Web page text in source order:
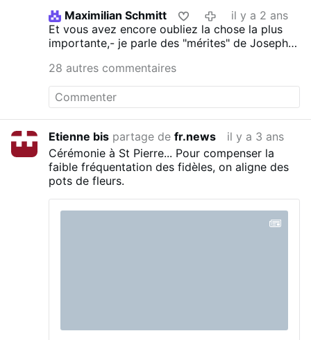
les commentaires de ceux à qui ils sont
incapables de répondre. C'est assez révélateur.
Maximilian Schmitt
il y a 2 ans
Et vous avez encore oubliez la chose la plus
importante,- je parle des "mérites" de Joseph
janvier 2001, Ratzinger en tant que préfet de la
Congrégation pour la Foi déclarait valide
l'anaphore nestorienne d'Addai & Mari où
manquent les paroles de la consécrations ! En
et un faux IIIème secret de Fatima !
28 autres commentaires
Etienne bis partage defr.news
il y a 3 ans
Cérémonie à St Pierre... Pour compenser la
faible fréquentation des fidèles, on aligne des
pots de fleurs.